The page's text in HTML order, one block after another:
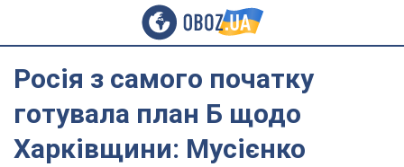
Росія з самого початку
готувала план Б щодо
Харківщини: Мусієнко